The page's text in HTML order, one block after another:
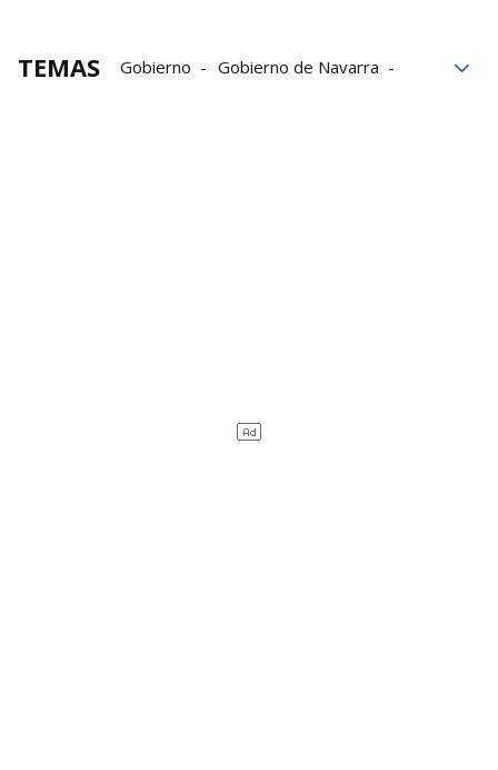
TEMAS Gobierno
Gobierno de Navarra